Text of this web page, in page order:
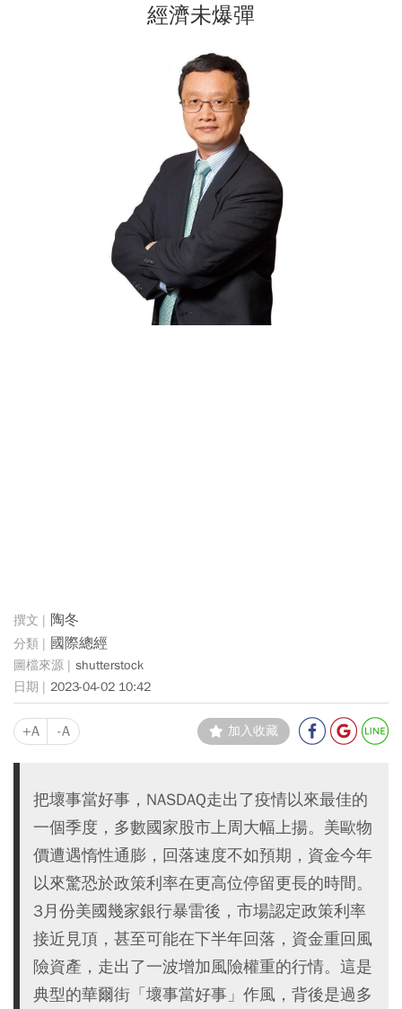
經濟未爆彈
陶冬
國際總經
shutterstock
2023-04-02 10:42
+A -A 加入收藏
把壞事當好事，NASDAQ走出了疫情以來最佳的
一個季度，多數國家股市上周大幅上揚。美歐物
價遭遇惰性通膨，回落速度不如預期，資金今年
以來驚恐於政策利率在更高位停留更長的時間。
3月份美國幾家銀行暴雷後，市場認定政策利率
接近見頂，甚至可能在下半年回落，資金重回風
險資產，走出了一波增加風險權重的行情。這是
典型的華爾街「壞事當好事」作風，背後是過多